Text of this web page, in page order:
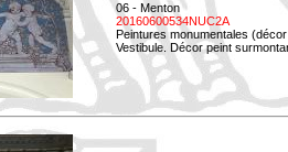
06 - Menton
20160600534NUC2A
Peintures monumentales
Vestibule. Décor peint